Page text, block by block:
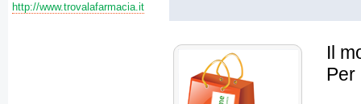
http://www.trovalafarmacia.it
Il
Per